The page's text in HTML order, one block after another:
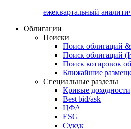
ежеквартальный
Облигации
Поиски
Поиск облигаций
Поиск облигаций
Поиск котировок
Ближайшие
Специальные разделы
Кривые доходности
Best bid/ask
ЦФА
ESG
Сукук